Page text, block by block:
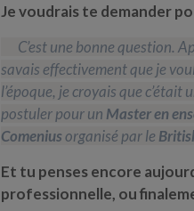
Je voudrais te demander
C’est une bonne question.
savais effectivement que je
l’époque, je croyais que c’était
postuler pour un Master en
Comeniusorganisé par le
Et tu penses encore
professionnelle, ou